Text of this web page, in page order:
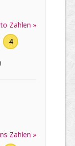
Zahlen »
4
Zahlen »